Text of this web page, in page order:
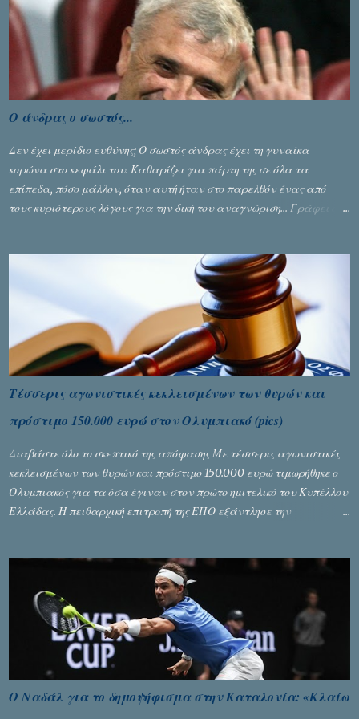
Ο άνδρας ο σωστός...
Δεν έχει μερίδιο ευθύνης; Ο σωστός άνδρας έχει τη γυναίκα
κορώνα στο κεφάλι του. Καθαρίζει για πάρτη της σε όλα τα
επίπεδα, πόσο μάλλον, όταν αυτή ήταν στο παρελθόν ένας από
τους κυριότερους λόγους για την δική του αναγνώριση... Γράφει ο
Τέσσερις αγωνιστικές κεκλεισμένων των θυρών και
πρόστιμο 150.000 ευρώ στον Ολυμπιακό (pics)
Διαβάστε όλο το σκεπτικό της απόφασης Με τέσσερις αγωνιστικές
κεκλεισμένων των θυρών και πρόστιμο 150.000 ευρώ τιμωρήθηκε ο
Ολυμπιακός για τα όσα έγιναν στον πρώτο ημιτελικό του Κυπέλλου
Ελλάδας. Η πειθαρχική επιτροπή της ΕΠΟ εξάντλησε την
αφαίρεσης βαθμών, όπως απαιτούσαν, αφού κάτι τέτοιο δεν ήταν
εφικτό, σύμφωνα με τα στοιχεία...
Ο Ναδάλ για το δημοψήφισμα στην Καταλονία: «Κλαίω